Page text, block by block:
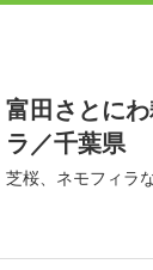
富田さとに
ラ／千葉県
芝桜、ネモフィラ